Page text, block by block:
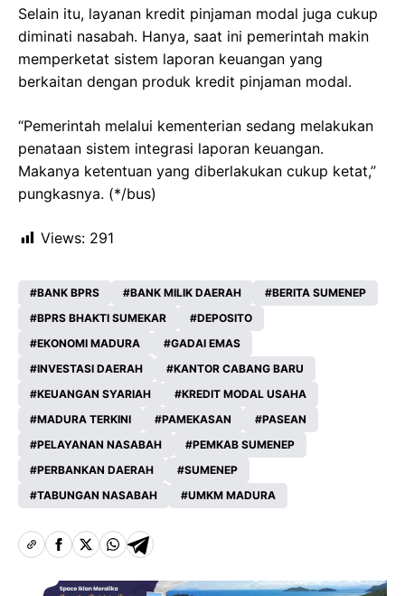
Selain itu, layanan kredit pinjaman modal juga cukup
diminati nasabah. Hanya, saat ini pemerintah makin
memperketat sistem laporan keuangan yang
berkaitan dengan produk kredit pinjaman modal.
“Pemerintah melalui kementerian sedang melakukan
penataan sistem integrasi laporan keuangan.
Makanya ketentuan yang diberlakukan cukup ketat,”
pungkasnya. (*/bus)
Views: 291
BANK BPRS BANK MILIK DAERAH
BERITA SUMENEP
BPRS BHAKTI SUMEKAR
DEPOSITO
EKONOMI MADURA
GADAI EMAS
INVESTASI DAERAH
KANTOR CABANG BARU
KEUANGAN SYARIAH
KREDIT MODAL USAHA
MADURA TERKINI
PAMEKASAN
PASEAN
PELAYANAN NASABAH
PEMKAB SUMENEP
PERBANKAN DAERAH
SUMENEP
TABUNGAN NASABAH
UMKM MADURA